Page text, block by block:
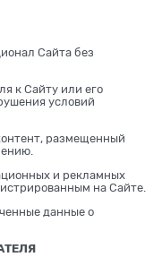
Сайта без
к Сайту или его
условий
размещенный
и рекламных
на Сайте.
данные о